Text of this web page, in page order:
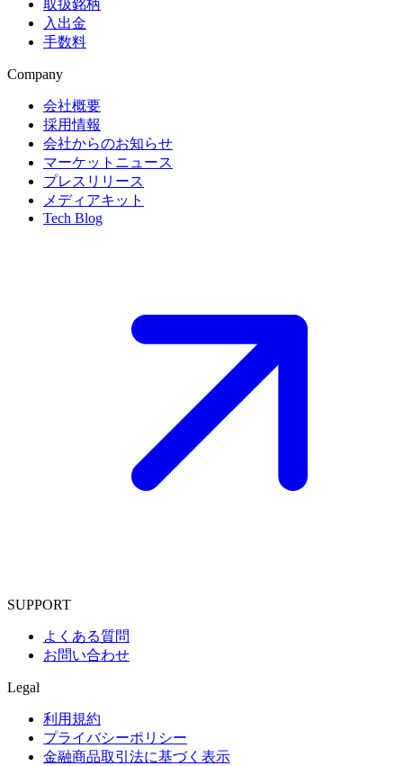
取扱銘柄
入出金
手数料
Company
会社概要
採用情報
会社からのお知らせ
マーケットニュース
プレスリリース
メディアキット
Tech Blog
SUPPORT
よくある質問
お問い合わせ
Legal
利用規約
プライバシーポリシー
金融商品取引法に基づく表示